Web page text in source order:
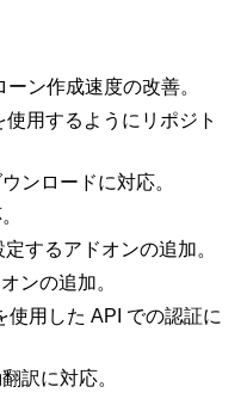
ン作成速度の改善。
用するようにリポジト
ンロードに対応。
するアドオンの追加。
ンの追加。
使用した API での認証に
訳に対応。